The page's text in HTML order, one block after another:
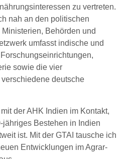
zu vertreten.
nah an den politischen
Behörden und
umfasst indische und
sowie die vier
deutsche
der AHK Indien im Kontakt,
Bestehen in Indien
ist. Mit der GTAI tausche ich
Entwicklungen im Agrar-